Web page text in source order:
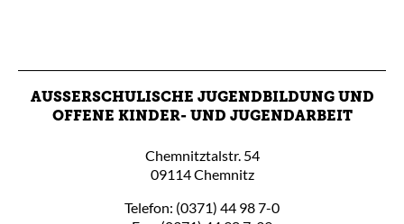
AUSSERSCHULISCHE JUGENDBILDUNG UND O
FFENE KINDER- UND JUGENDARBEIT
Chemnitztalstr. 54
09114 Chemnitz
Telefon: (0371) 44 98 7-0